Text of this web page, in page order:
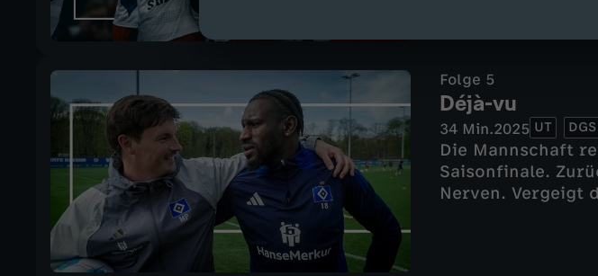
Folge 5
Déjà-vu
34 Min.2025 UT DGS
Die Mannschaft
Saisonfinale.
Nerven. Vergeigt